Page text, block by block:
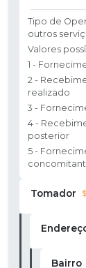
Tipo de
outros
Valores
1 -
2 -
realizado
3 -
4 -
posterior
5 -
Tomador
Bairro